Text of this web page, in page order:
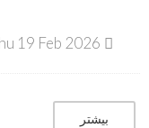
19 Feb 2026
بیشتر